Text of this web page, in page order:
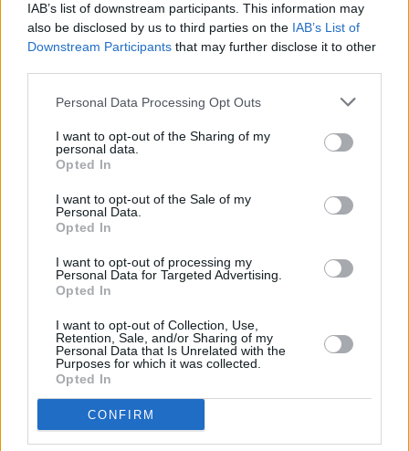
IAB’s list of downstream participants. This information may
also be disclosed by us to third parties on the IAB’s List of
Downstream Participants that may further disclose it to other
Personal Data Processing Opt Outs
I want to opt-out of the Sharing of my
personal data.
Opted In
I want to opt-out of the Sale of my
Personal Data.
Opted In
I want to opt-out of processing my
Personal Data for Targeted Advertising.
Opted In
I want to opt-out of Collection, Use,
Retention, Sale, and/or Sharing of my
Personal Data that Is Unrelated with the
Purposes for which it was collected.
Opted In
CONFIRM
Entä muut kuukaudet? Miten lämmintä
Hong Kongissa on ollut...
Heinäkuussa Elokuussa
Kiinnostavatko sademäärät?
Katso miten paljonHong Kongissa on satanut heinäkuussa
aikaisempina vuosina.
Heinäkuun keskilämpötila Hong
Kongissa 10 vuoden tarkastelujaksolla
Mikä on Hong Kongin tavanomainen lämpötila
heinäkuussa.